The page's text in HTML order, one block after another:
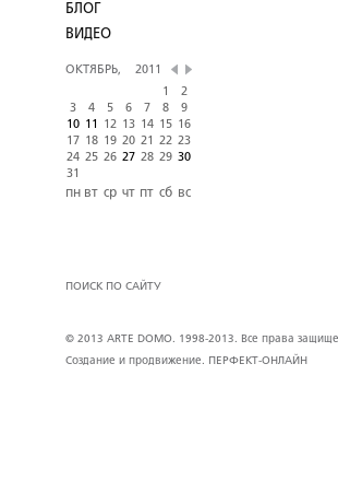
БЛОГ
ВИДЕО
ОКТЯБРЬ,
2011
1
2
3
4 5 6 7 8
9
10 11 12 13 14 15
16
17
18 19 20 21 22 23
24 25 26 27 28 29 30
31
пн вт ср чт пт сб вс
ПОИСК ПО САЙТУ
© 2013 ARTE DOMO. 1998-2013. Все права
Создание и продвижение.
ПЕРФЕКТ-ОНЛАЙН